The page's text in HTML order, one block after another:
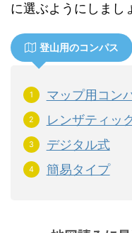
に選ぶようにしまし
登山用のコンパス
マップ用コン
レンザティッ
デジタル式
簡易タイプ